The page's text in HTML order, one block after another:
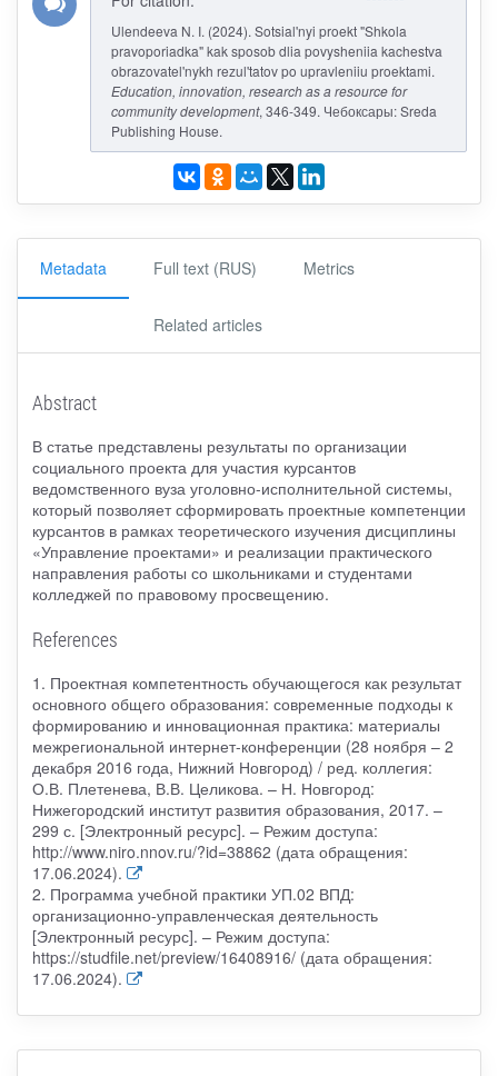
Ulendeeva N. I. (2024). Sotsial'nyi proekt "Shkola
pravoporiadka" kak sposob dlia povysheniia kachestva
obrazovatel'nykh rezul'tatov po upravleniiu proektami.
Education, innovation, research as a resource for
community development, 346-349. Чебоксары: Sreda
Publishing House.
Metadata Full text (RUS) Metrics
Related articles
Abstract
В статье представлены результаты по организации
социального проекта для участия курсантов
ведомственного вуза уголовно-исполнительной системы,
который позволяет сформировать проектные компетенции
курсантов в рамках теоретического изучения дисциплины
«Управление проектами» и реализации практического
направления работы со школьниками и студентами
колледжей по правовому просвещению.
References
1. Проектная компетентность обучающегося как результат
основного общего образования: современные подходы к
формированию и инновационная практика: материалы
межрегиональной интернет-конференции (28 ноября – 2
декабря 2016 года, Нижний Новгород) / ред. коллегия:
О.В. Плетенева, В.В. Целикова. – Н. Новгород:
Нижегородский институт развития образования, 2017. –
299 с. [Электронный ресурс]. – Режим доступа:
http://www.niro.nnov.ru/?id=38862 (дата обращения:
17.06.2024).
2. Программа учебной практики УП.02 ВПД:
организационно-управленческая деятельность
[Электронный ресурс]. – Режим доступа:
https://studfile.net/preview/16408916/ (дата обращения:
17.06.2024).